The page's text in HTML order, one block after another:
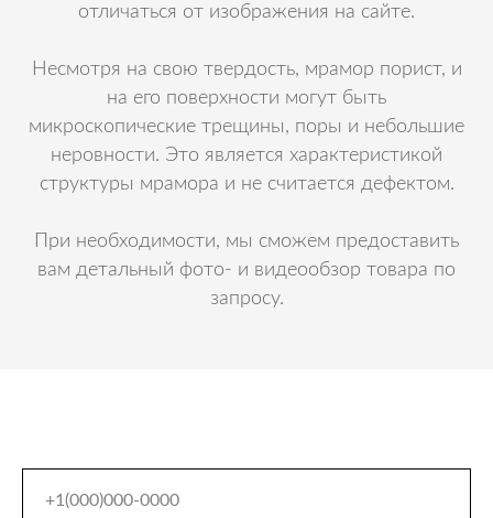
отличаться от изображения на сайте.
Несмотря на свою твердость, мрамор порист, и
на его поверхности могут быть
микроскопические трещины, поры и небольшие
неровности. Это является характеристикой
структуры мрамора и не считается дефектом.
При необходимости, мы сможем предоставить
вам детальный фото- и видеообзор товара по
запросу.